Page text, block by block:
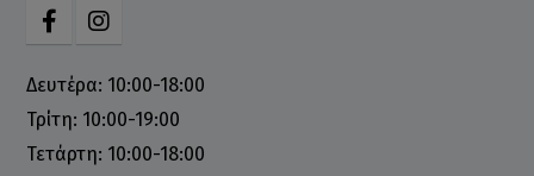
Δευτέρα: 10:00-18:00
Τρίτη: 10:00-19:00
Τετάρτη: 10:00-18:00